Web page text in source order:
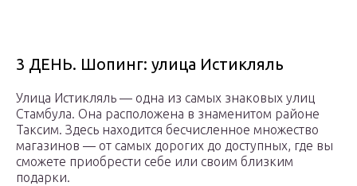
3 ДЕНЬ. Шопинг: улица Истикляль
Улица Истикляль — одна из самых знаковых улиц
Стамбула. Она расположена в знаменитом районе
Таксим. Здесь находится бесчисленное множество
магазинов — от самых дорогих до доступных, где вы
сможете приобрести себе или своим близким
подарки.